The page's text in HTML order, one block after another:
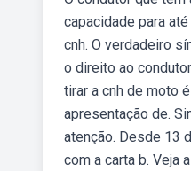
capacidade para
cnh. O verdadeiro
o direito ao
tirar a cnh de moto
apresentação de.
atenção. Desde 13
com a carta b. Veja